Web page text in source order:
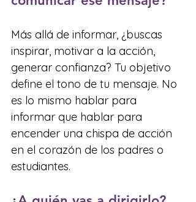
Más allá de informar, ¿buscas
inspirar, motivar a la acción,
generar confianza? Tu objetivo
define el tono de tu mensaje. No
es lo mismo hablar para
informar que hablar para
encender una chispa de acción
en el corazón de los padres o
estudiantes.